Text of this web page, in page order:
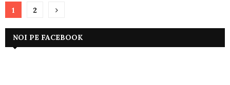
Paginație
articole
1 2
NOI PE FACEBOOK